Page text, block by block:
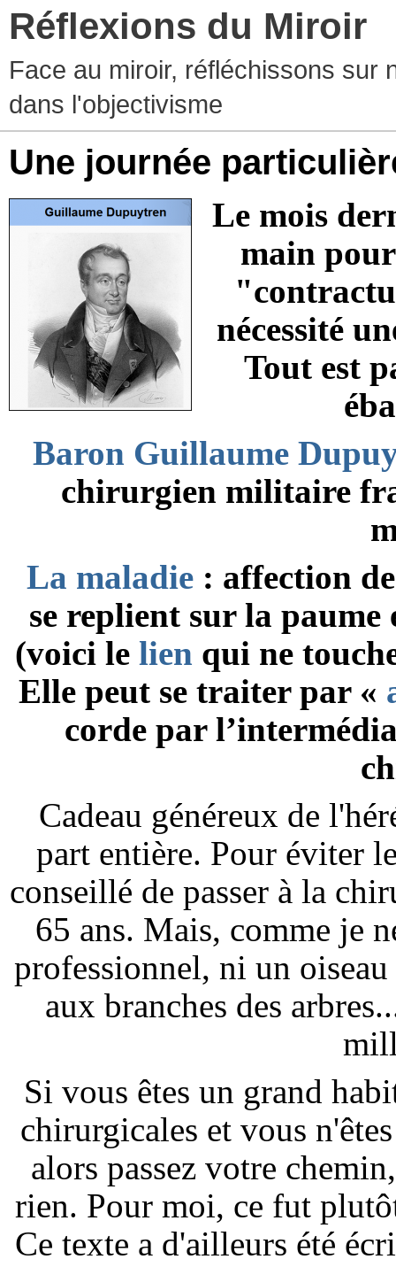
Réflexions du Miroir
Face au miroir, réfléchissons sur
dans l'objectivisme
Une journée
Le mois
main
nécessité
Tout est
Baron Guillaume
chirurgien militaire
La maladie : affection
se replient sur la paume
(voici le lien qui ne
Elle peut se traiter par «
corde par
Cadeau généreux de
part entière. Pour éviter
conseillé de passer à la
65 ans. Mais, comme je
professionnel, ni un
aux branches des
Si vous êtes un grand
chirurgicales et vous
alors passez votre
rien. Pour moi, ce fut
Ce texte a d'ailleurs été